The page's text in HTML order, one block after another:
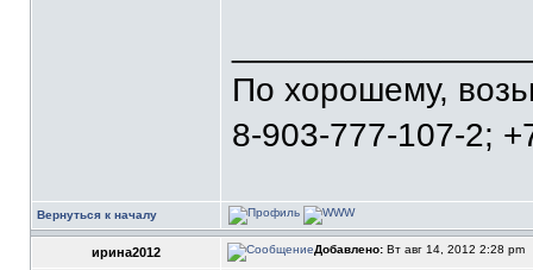
По хорошему,
8-903-777-107-2;
Вернуться к началу
ирина2012 Добавлено: Вт авг 14, 2012 2:28 pm